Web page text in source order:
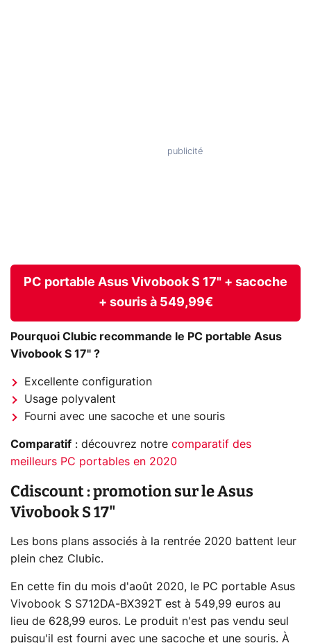
PC portable Asus Vivobook S 17" + sacoche
+ souris à 549,99€
Pourquoi Clubic recommande le PC portable Asus
Vivobook S 17" ?
Excellente configuration
Usage polyvalent
Fourni avec une sacoche et une souris
Comparatif : découvrez notre comparatif des
meilleurs PC portables en 2020
Cdiscount : promotion sur le Asus
Vivobook S 17"
Les bons plans associés à la rentrée 2020 battent leur
plein chez Clubic.
En cette fin du mois d'août 2020, le PC portable Asus
Vivobook S S712DA-BX392T est à 549,99 euros au
lieu de 628,99 euros. Le produit n'est pas vendu seul
puisqu'il est fourni avec une sacoche et une souris. À